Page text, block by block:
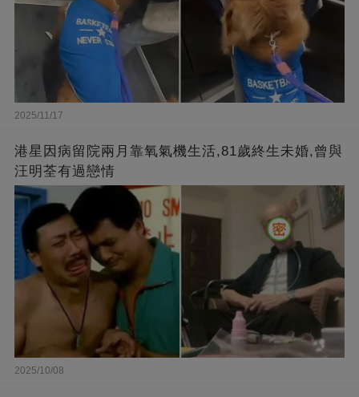
2025/11/17
港星因病留院兩月靠氧氣機生活,81歲終生未婚,曾與
汪明荃有過戀情
2025/10/08